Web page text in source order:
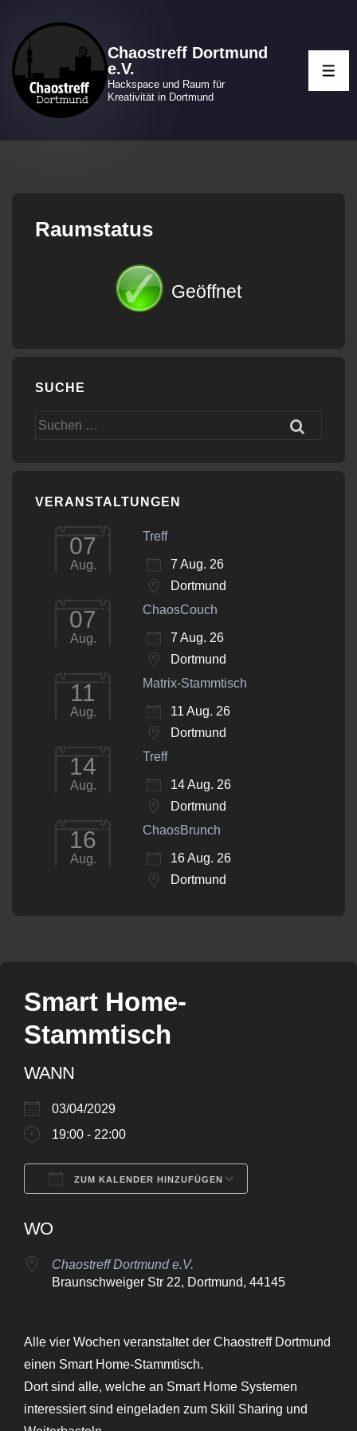
Inhalt
Chaostreff Dortmund
e.V.
Hackspace und Raum für
Kreativität in Dortmund
Smart Home-
Stammtisch
WANN
03/04/2029
19:00 - 22:00
ZUM KALENDER HINZUFÜGEN
WO
Chaostreff Dortmund e.V.
Braunschweiger Str 22, Dortmund, 44145
Alle vier Wochen veranstaltet der Chaostreff Dortmund
einen Smart Home-Stammtisch.
Dort sind alle, welche an Smart Home Systemen
interessiert sind eingeladen zum Skill Sharing und
Raumstatus
Geöffnet
SUCHE
Suchen
VERANSTALTUNGEN
07
Aug.
Treff
7 Aug. 26
Dortmund
07
Aug.
ChaosCouch
7 Aug. 26
Dortmund
11
Aug.
Matrix-Stammtisch
11 Aug. 26
Dortmund
14
Aug.
Treff
14 Aug. 26
Dortmund
16
Aug.
ChaosBrunch
16 Aug. 26
Dortmund